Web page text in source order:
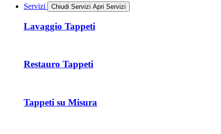
Servizi Chiudi Servizi Apri Servizi
Lavaggio Tappeti
Restauro Tappeti
Tappeti su Misura